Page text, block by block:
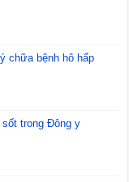
chữa bệnh hô hấp
trong Đông y